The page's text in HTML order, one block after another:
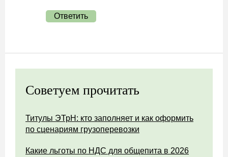
Ответить
Советуем прочитать
Титулы ЭТрН: кто заполняет и как оформить
по сценариям грузоперевозки
Какие льготы по НДС для общепита в 2026